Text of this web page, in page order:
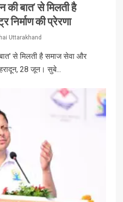
की बात’ से मिलती है
निर्माण की प्रेरणा
Uttarakhand
से मिलती है समाज सेवा और
28 जून। सुबे...